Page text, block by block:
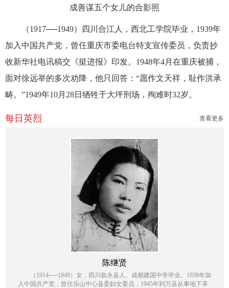
每日英烈 查看更多
陈继贤
（1914──1949）女，四川叙永县人。成都建国中学毕业。1938年加
入中国共产党，曾任乐山中心县委妇女委员，1945年到万县从事地下革
成善谋五个女儿的合影照
（1917──1949）四川合江人，西北工学院毕业，1939年
加入中国共产党，曾任重庆市委电台特支宣传委员，负责抄
收新华社电讯稿交《挺进报》印发。1948年4月在重庆被捕，
面对徐远举的多次劝降，他只回答：“愿作文天祥，耻作洪承
畴。”1949年10月28日牺牲于大坪刑场，殉难时32岁。